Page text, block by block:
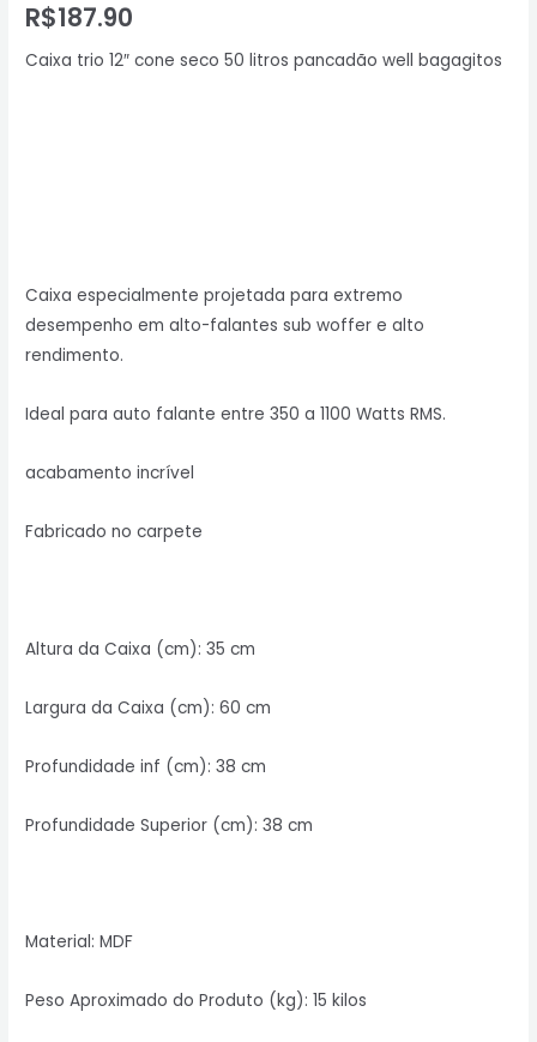
R$187.90
Caixa trio 12″ cone seco 50 litros pancadão well bagagitos
Caixa especialmente projetada para extremo
desempenho em alto-falantes sub woffer e alto
rendimento.
Ideal para auto falante entre 350 a 1100 Watts RMS.
acabamento incrível
Fabricado no carpete
Altura da Caixa (cm): 35 cm
Largura da Caixa (cm): 60 cm
Profundidade inf (cm): 38 cm
Profundidade Superior (cm): 38 cm
Material: MDF
Peso Aproximado do Produto (kg): 15 kilos